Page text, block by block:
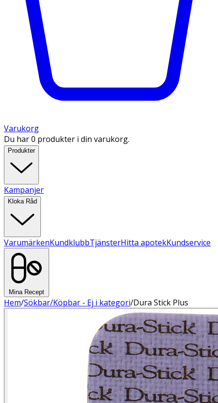
Varukorg
Du har 0 produkter i din varukorg.
Produkter
Kampanjer
Kloka Råd
VarumärkenKundklubbTjänsterHitta apotekKundservice
Mina Recept
Hem/Sökbar/Köpbar - Ej i kategori/Dura Stick Plus